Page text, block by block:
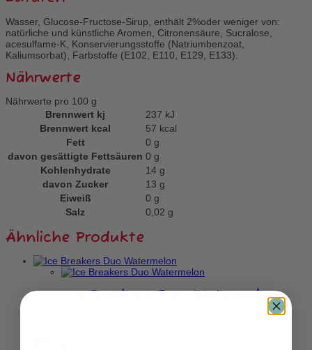
Wasser, Glucose-Fructose-Sirup, enthält 2%oder weniger von:
natürliche und künstliche Aromen, Citronensäure, Sucralose,
acesulfame-K, Konservierungsstoffe (Natriumbenzoat,
Kaliumsorbat), Farbstoffe (E102, E110, E129, E133).
Nährwerte
Nährwerte pro 100 g
Brennwert kj
237 kJ
Brennwert kcal
57 kcal
Fett
0 g
davon gesättigte Fettsäuren 0 g
Kohlenhydrate
14 g
davon Zucker 13 g
Eiweiß
0 g
Salz
0,02 g
Ähnliche Produkte
Ice Breakers Duo Watermelon